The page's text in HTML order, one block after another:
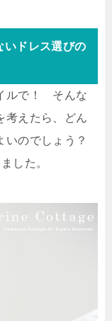
いドレス選びの
ルで！ そんな
考えたら、どん
いのでしょう？
した。